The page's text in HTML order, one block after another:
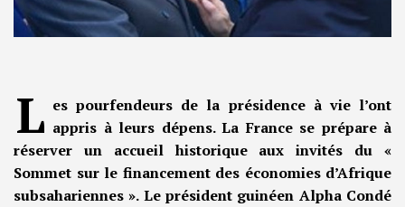
L es pourfendeurs de la présidence à vie l’ont
appris à leurs dépens. La France se prépare à
réserver un accueil historique aux invités du «
Sommet sur le financement des économies d’Afrique
subsahariennes ». Le président guinéen Alpha Condé